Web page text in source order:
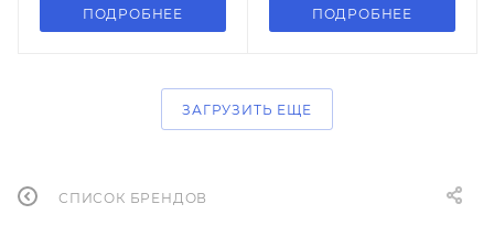
ПОДРОБНЕЕ ПОДРОБНЕЕ
ЗАГРУЗИТЬ ЕЩЕ
СПИСОК БРЕНДОВ